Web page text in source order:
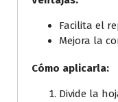
Facilita el
Mejora la
Cómo aplicarla:
Divide la